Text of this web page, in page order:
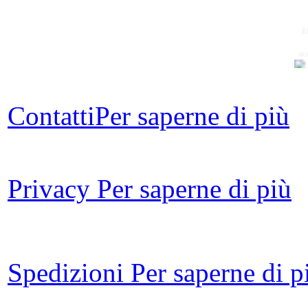
ContattiPer saperne di più
Privacy Per saperne di più
Spedizioni Per saperne di